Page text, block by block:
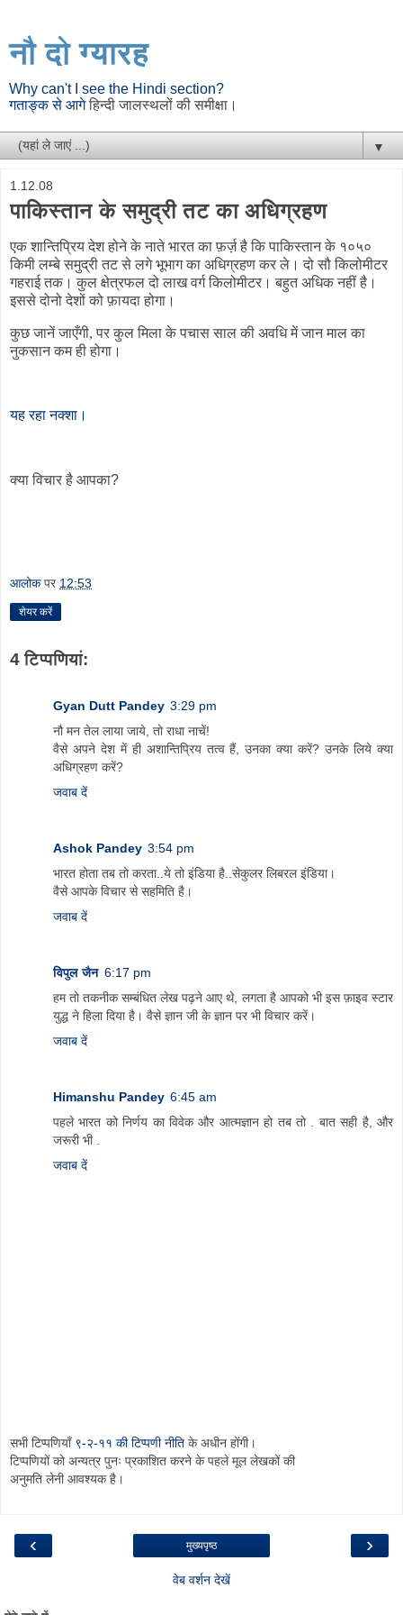
नौ दो ग्यारह
Why can't I see the Hindi section?
गताङ्क से आगेहिन्दी जालस्थलों की समीक्षा।
▼
1.12.08
पाकिस्तान के समुद्री तट का अधिग्रहण
एक शान्तिप्रिय देश होने के नाते भारत का फ़र्ज़ है कि पाकिस्तान के १०५०
किमी लम्बे समुद्री तट से लगे भूभाग का अधिग्रहण कर ले। दो सौ किलोमीटर
गहराई तक। कुल क्षेत्रफल दो लाख वर्ग किलोमीटर। बहुत अधिक नहीं है।
इससे दोनो देशों को फ़ायदा होगा।
कुछ जानें जाएँगी, पर कुल मिला के पचास साल की अवधि में जान माल का
नुकसान कम ही होगा।
यह रहा नक्शा।
क्या विचार है आपका?
आलोक पर 12:53
शेयर करें
4 टिप्‍पणियां:
Gyan Dutt Pandey 3:29 pm
नौ मन तेल लाया जाये, तो राधा नाचें!
वैसे अपने देश में ही अशान्तिप्रिय तत्व हैं, उनका क्या करें? उनके लिये क्या
अधिग्रहण करें?
जवाब दें
Ashok Pandey 3:54 pm
भारत होता तब तो करता..ये तो इंडिया है..सेकुलर लिबरल इंडिया।
वैसे आपके विचार से सहम‍िति है।
जवाब दें
विपुल जैन 6:17 pm
हम तो तकनीक सम्बंधित लेख पढ़ने आए थे, लगता है आपको भी इस फ़ाइव स्टार
युद्ध ने हिला दिया है। वैसे ज्ञान जी के ज्ञान पर भी विचार करें।
जवाब दें
Himanshu Pandey 6:45 am
पहले भारत को निर्णय का विवेक और आत्मज्ञान हो तब तो . बात सही है, और
जरूरी भी .
जवाब दें
सभी टिप्पणियाँ ९-२-११ की टिप्पणी नीति के अधीन होंगी।
टिप्पणियों को अन्यत्र पुनः प्रकाशित करने के पहले मूल लेखकों की
अनुमति लेनी आवश्यक है।
‹ ›
मुख्यपृष्ठ
वेब वर्शन देखें